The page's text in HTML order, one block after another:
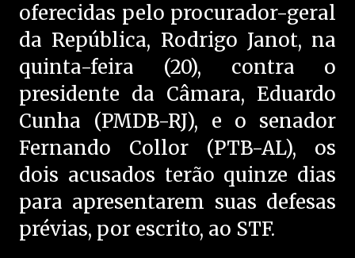
oferecidas pelo procurador-geral
da República, Rodrigo Janot, na
quinta-feira (20), contra o
presidente da Câmara, Eduardo
Cunha (PMDB-RJ), e o senador
Fernando Collor (PTB-AL), os
dois acusados terão quinze dias
para apresentarem suas defesas
prévias, por escrito, ao STF.